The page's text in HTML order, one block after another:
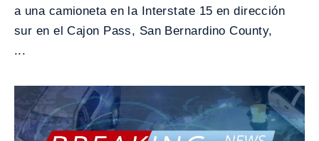
a una camioneta en la Interstate 15 en dirección
sur en el Cajon Pass, San Bernardino County,
...